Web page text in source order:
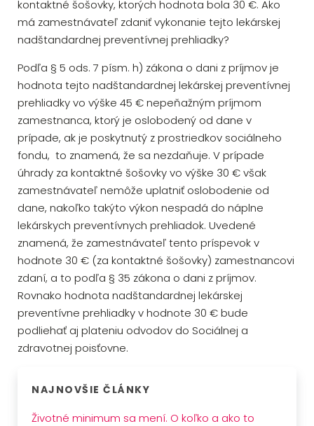
kontaktné šošovky, ktorých hodnota bola 30 €. Ako
má zamestnávateľ zdaniť vykonanie tejto lekárskej
nadštandardnej preventívnej prehliadky?
Podľa § 5 ods. 7 písm. h) zákona o dani z príjmov je
hodnota tejto nadštandardnej lekárskej preventívnej
prehliadky vo výške 45 € nepeňažným príjmom
zamestnanca, ktorý je oslobodený od dane v
prípade, ak je poskytnutý z prostriedkov sociálneho
fondu, to znamená, že sa nezdaňuje. V prípade
úhrady za kontaktné šošovky vo výške 30 € však
zamestnávateľ nemôže uplatniť oslobodenie od
dane, nakoľko takýto výkon nespadá do náplne
lekárskych preventívnych prehliadok. Uvedené
znamená, že zamestnávateľ tento príspevok v
hodnote 30 € (za kontaktné šošovky) zamestnancovi
zdaní, a to podľa § 35 zákona o dani z príjmov.
Rovnako hodnota nadštandardnej lekárskej
preventívne prehliadky v hodnote 30 € bude
podliehať aj plateniu odvodov do Sociálnej a
zdravotnej poisťovne.
NAJNOVŠIE ČLÁNKY
Životné minimum sa mení. O koľko a ako to